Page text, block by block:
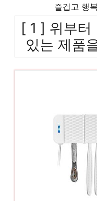
즐겁고 행
[ 1 ] 위부
있는 제품